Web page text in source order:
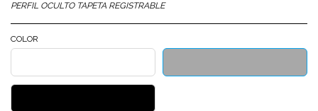
PERFIL OCULTO TAPETA REGISTRABLE
COLOR